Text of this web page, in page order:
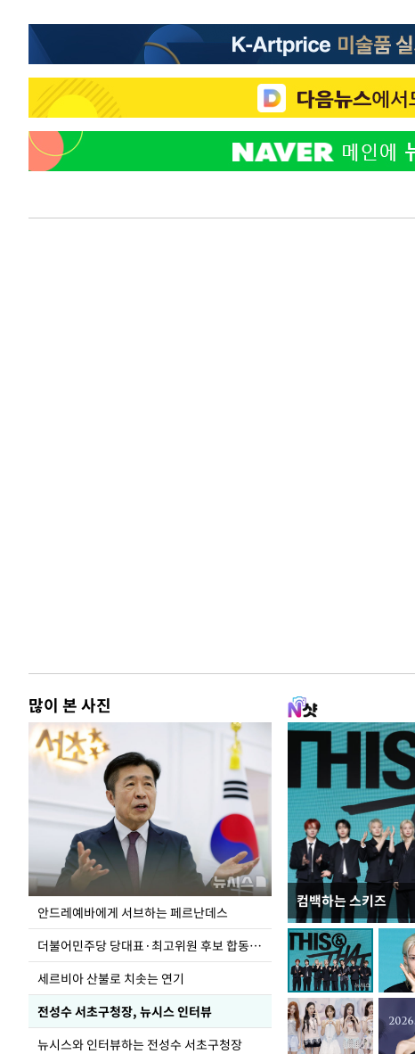
많이 본 사진
안드레예바에게 서브하는 페르난데스
더불어민주당 당대표·최고위원 후보 합동연설회
세르비아 산불로 치솟는 연기
전성수 서초구청장, 뉴시스 인터뷰
뉴시스와 인터뷰하는 전성수 서초구청장
컴백하는 스키즈
이 대통령, 국가폭
가 책임지고 치유"